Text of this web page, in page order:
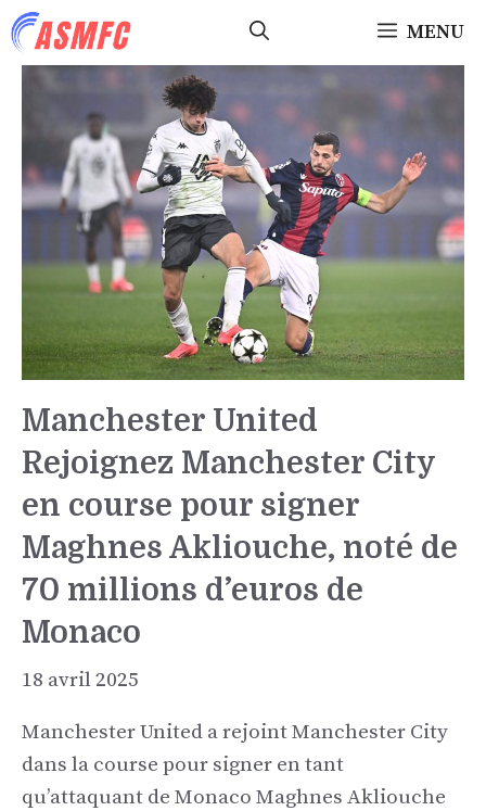
Aller
au
MENU
Manchester United
Rejoignez Manchester City
en course pour signer
Maghnes Akliouche, noté de
70 millions d’euros de
Monaco
18 avril 2025
Manchester United a rejoint Manchester City
dans la course pour signer en tant
qu’attaquant de Monaco Maghnes Akliouche